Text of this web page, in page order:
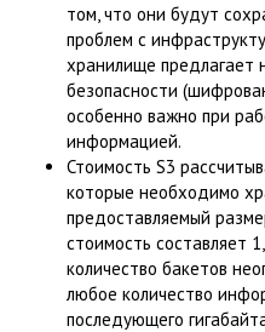
том, что они будут
проблем с
хранилище
безопасности
особенно важно при
информацией.
Стоимость S3
которые необходимо
предоставляемый
стоимость составляет
количество бакетов
любое количество
последующего